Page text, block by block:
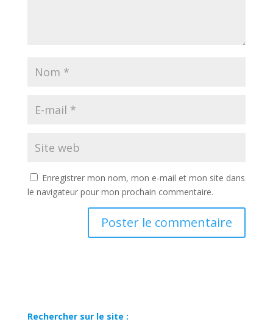
Enregistrer mon nom, mon e-mail et mon site dans
le navigateur pour mon prochain commentaire.
Rechercher sur le site :